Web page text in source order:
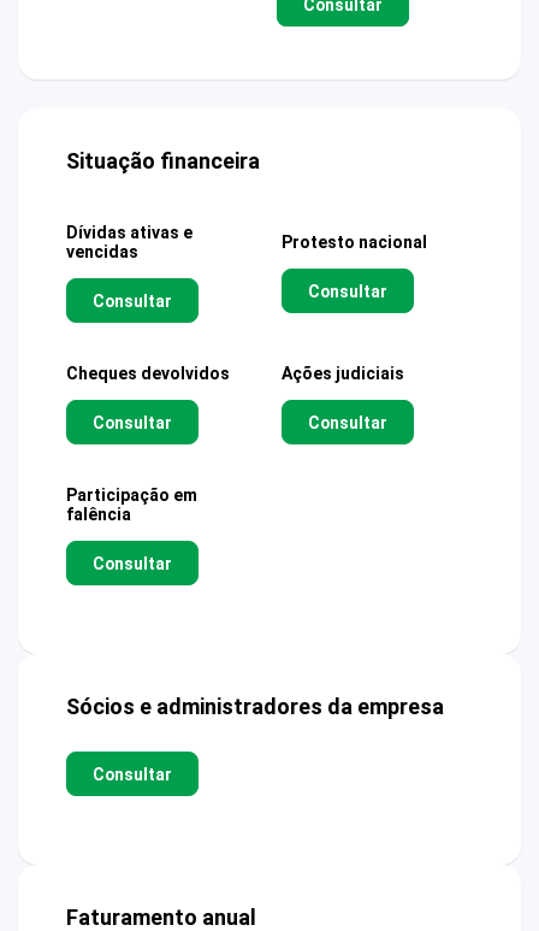
Consultar
Situação financeira
Dívidas ativas e
vencidas
Consultar
Protesto nacional
Consultar
Cheques devolvidos
Consultar
Ações judiciais
Consultar
Participação em
falência
Consultar
Sócios e administradores da empresa
Consultar
Faturamento anual